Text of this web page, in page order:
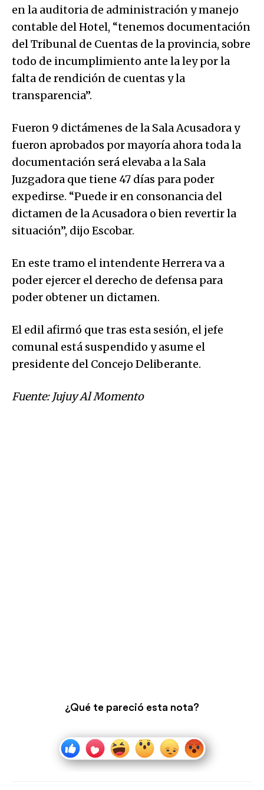
en la auditoria de administración y manejo
contable del Hotel, “tenemos documentación
del Tribunal de Cuentas de la provincia, sobre
todo de incumplimiento ante la ley por la
falta de rendición de cuentas y la
transparencia”.
Fueron 9 dictámenes de la Sala Acusadora y
fueron aprobados por mayoría ahora toda la
documentación será elevaba a la Sala
Juzgadora que tiene 47 días para poder
expedirse. “Puede ir en consonancia del
dictamen de la Acusadora o bien revertir la
situación”, dijo Escobar.
En este tramo el intendente Herrera va a
poder ejercer el derecho de defensa para
poder obtener un dictamen.
El edil afirmó que tras esta sesión, el jefe
comunal está suspendido y asume el
presidente del Concejo Deliberante.
Fuente: Jujuy Al Momento
¿Qué te pareció esta nota?